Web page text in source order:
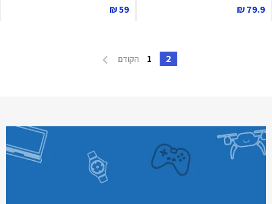
79.9 ₪
59 ₪
2
1 הקודם